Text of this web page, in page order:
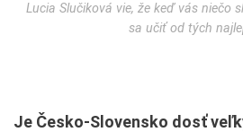
Lucia Slučiková vie, že keď vás niečo
sa učiť od tých
Je Česko-Slovensko dosť